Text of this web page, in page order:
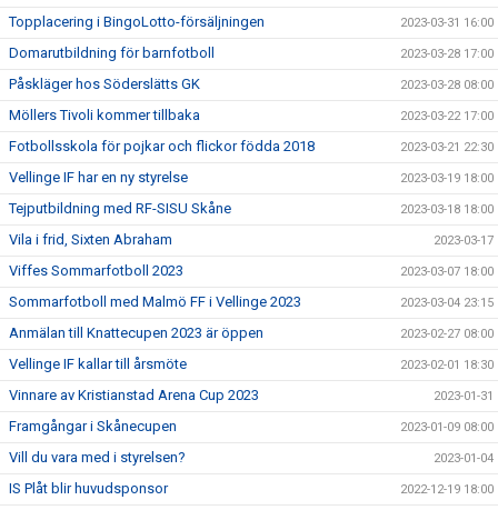
Topplacering i BingoLotto-försäljningen 2023-03-31 16:00
Domarutbildning för barnfotboll 2023-03-28 17:00
Påskläger hos Söderslätts GK 2023-03-28 08:00
Möllers Tivoli kommer tillbaka 2023-03-22 17:00
Fotbollsskola för pojkar och flickor födda 2018 2023-03-21 22:30
Vellinge IF har en ny styrelse 2023-03-19 18:00
Tejputbildning med RF-SISU Skåne 2023-03-18 18:00
Vila i frid, Sixten Abraham 2023-03-17
Viffes Sommarfotboll 2023 2023-03-07 18:00
Sommarfotboll med Malmö FF i Vellinge 2023 2023-03-04 23:15
Anmälan till Knattecupen 2023 är öppen 2023-02-27 08:00
Vellinge IF kallar till årsmöte 2023-02-01 18:30
Vinnare av Kristianstad Arena Cup 2023 2023-01-31
Framgångar i Skånecupen 2023-01-09 08:00
Vill du vara med i styrelsen? 2023-01-04
IS Plåt blir huvudsponsor 2022-12-19 18:00